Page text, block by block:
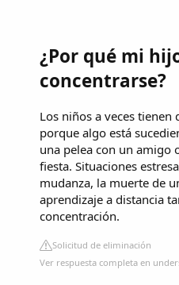
¿Por qué mi
concentrarse?
Los niños a veces
porque algo está
una pelea con un amigo
fiesta. Situaciones
mudanza, la muerte de
aprendizaje a distancia
concentración.
Solicitud de eliminación
Ver respuesta completa en